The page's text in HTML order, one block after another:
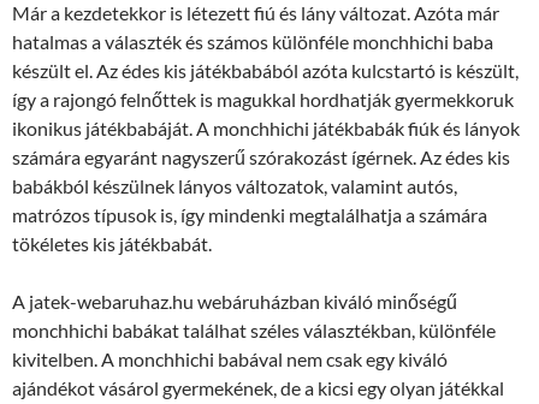
Már a kezdetekkor is létezett fiú és lány változat. Azóta már
hatalmas a választék és számos különféle monchhichi baba
készült el. Az édes kis játékbabából azóta kulcstartó is készült,
így a rajongó felnőttek is magukkal hordhatják gyermekkoruk
ikonikus játékbabáját. A monchhichi játékbabák fiúk és lányok
számára egyaránt nagyszerű szórakozást ígérnek. Az édes kis
babákból készülnek lányos változatok, valamint autós,
matrózos típusok is, így mindenki megtalálhatja a számára
tökéletes kis játékbabát.
A jatek-webaruhaz.hu webáruházban kiváló minőségű
monchhichi babákat találhat széles választékban, különféle
kivitelben. A monchhichi babával nem csak egy kiváló
ajándékot vásárol gyermekének, de a kicsi egy olyan játékkal